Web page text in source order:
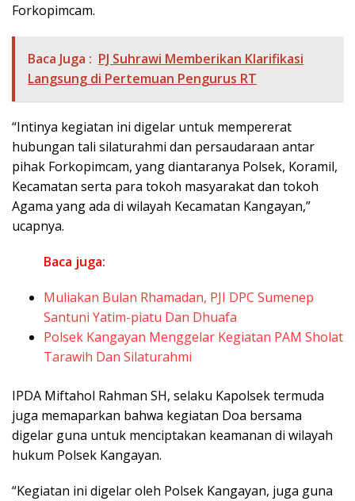
Forkopimcam.
Baca Juga : PJ Suhrawi Memberikan Klarifikasi
Langsung di Pertemuan Pengurus RT
“Intinya kegiatan ini digelar untuk mempererat
hubungan tali silaturahmi dan persaudaraan antar
pihak Forkopimcam, yang diantaranya Polsek, Koramil,
Kecamatan serta para tokoh masyarakat dan tokoh
Agama yang ada di wilayah Kecamatan Kangayan,”
ucapnya.
Baca juga:
Muliakan Bulan Rhamadan, PJI DPC Sumenep
Santuni Yatim-piatu Dan Dhuafa
Polsek Kangayan Menggelar Kegiatan PAM Sholat
Tarawih Dan Silaturahmi
IPDA Miftahol Rahman SH, selaku Kapolsek termuda
juga memaparkan bahwa kegiatan Doa bersama
digelar guna untuk menciptakan keamanan di wilayah
hukum Polsek Kangayan.
“Kegiatan ini digelar oleh Polsek Kangayan, juga guna